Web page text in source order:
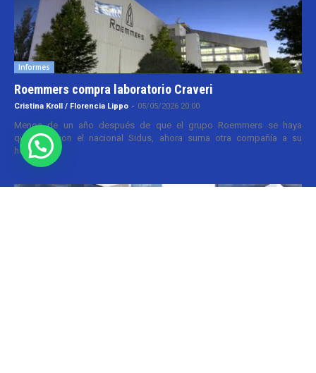
Informes
Roemmers compra laboratorio Craveri
Cristina Kroll / Florencia Lippo - 05/05/2026 20:00
Menos de un año después de que el grupo Roemmers se haya
quedado con el nacional Sidus, ahora suma otra compañía a su
holding....